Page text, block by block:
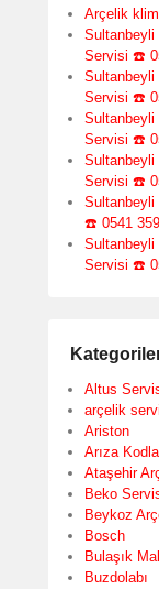
Arçelik
Sultanbeyli
Servisi ☎️
Sultanbeyli
Servisi ☎️
Sultanbeyli
Servisi ☎️
Servisi ☎️
☎️ 0541
Sultanbeyli
Servisi ☎️
Altus
arçelik
Ariston
Arıza
Ataşehir
Beko
Beykoz
Bosch
Bulaşık
Buzdolabı